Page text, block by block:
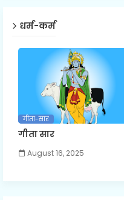
धर्म-कर्म
गीता-सार
गीता सार
August 16, 2025